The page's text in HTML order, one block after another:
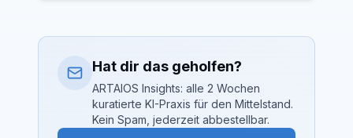
Hat dir das geholfen?
ARTAIOS Insights: alle 2 Wochen
kuratierte KI-Praxis für den Mittelstand.
Kein Spam, jederzeit abbestellbar.